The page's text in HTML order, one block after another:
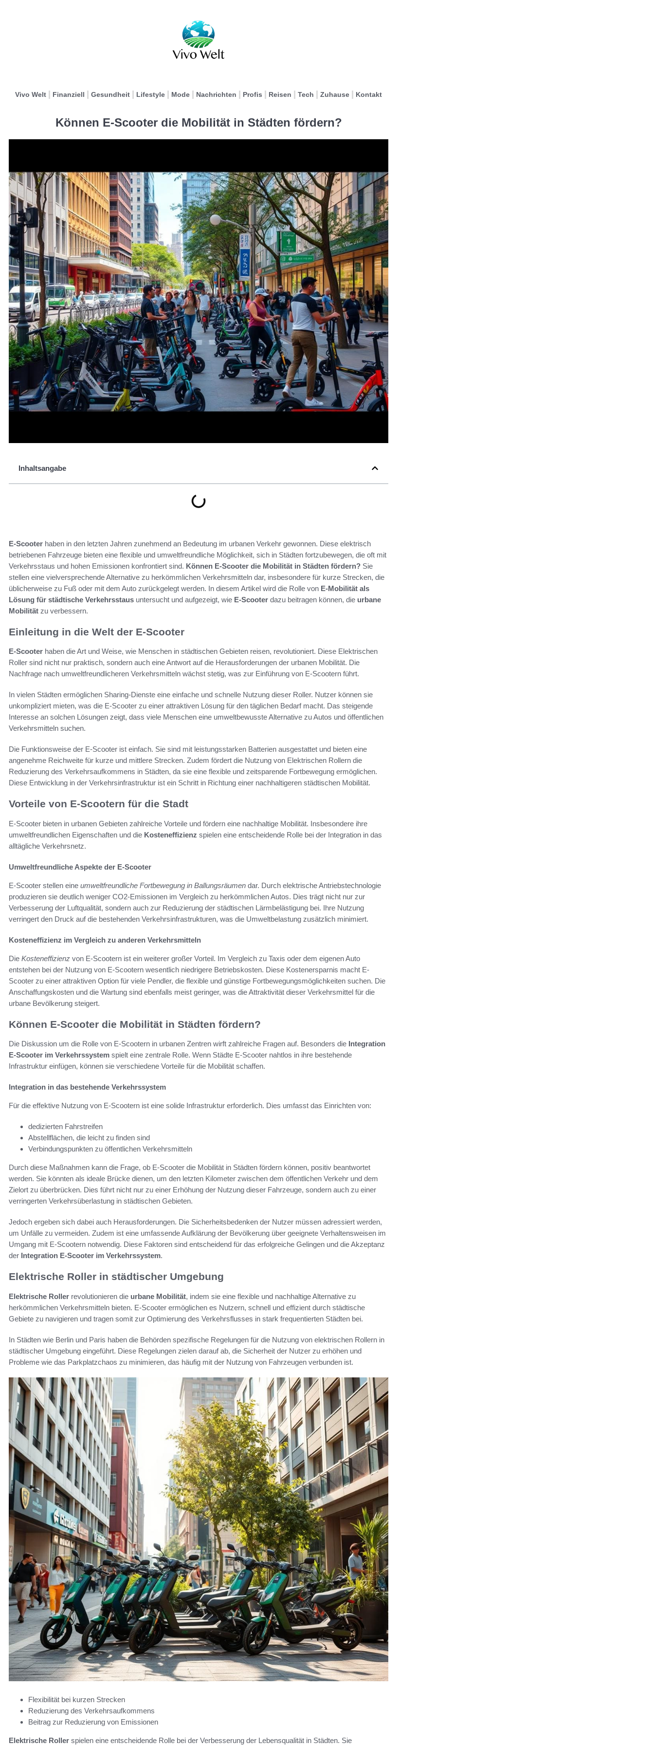
Vivo Welt Finanziell Gesundheit Lifestyle Mode Nachrichten Profis Reisen Tech Zuhause Kontakt
Können E-Scooter die Mobilität in Städten fördern?
Inhaltsangabe
E-Scooter haben in den letzten Jahren zunehmend an Bedeutung im urbanen Verkehr gewonnen. Diese elektrisch
betriebenen Fahrzeuge bieten eine flexible und umweltfreundliche Möglichkeit, sich in Städten fortzubewegen, die oft mit
Verkehrsstaus und hohen Emissionen konfrontiert sind. Können E-Scooter die Mobilität in Städten fördern? Sie
stellen eine vielversprechende Alternative zu herkömmlichen Verkehrsmitteln dar, insbesondere für kurze Strecken, die
üblicherweise zu Fuß oder mit dem Auto zurückgelegt werden. In diesem Artikel wird die Rolle von E-Mobilität als
Lösung für städtische Verkehrsstaus untersucht und aufgezeigt, wie E-Scooter dazu beitragen können, die urbane
Mobilität zu verbessern.
Einleitung in die Welt der E-Scooter
E-Scooter haben die Art und Weise, wie Menschen in städtischen Gebieten reisen, revolutioniert. Diese Elektrischen
Roller sind nicht nur praktisch, sondern auch eine Antwort auf die Herausforderungen der urbanen Mobilität. Die
Nachfrage nach umweltfreundlicheren Verkehrsmitteln wächst stetig, was zur Einführung von E-Scootern führt.
In vielen Städten ermöglichen Sharing-Dienste eine einfache und schnelle Nutzung dieser Roller. Nutzer können sie
unkompliziert mieten, was die E-Scooter zu einer attraktiven Lösung für den täglichen Bedarf macht. Das steigende
Interesse an solchen Lösungen zeigt, dass viele Menschen eine umweltbewusste Alternative zu Autos und öffentlichen
Verkehrsmitteln suchen.
Die Funktionsweise der E-Scooter ist einfach. Sie sind mit leistungsstarken Batterien ausgestattet und bieten eine
angenehme Reichweite für kurze und mittlere Strecken. Zudem fördert die Nutzung von Elektrischen Rollern die
Reduzierung des Verkehrsaufkommens in Städten, da sie eine flexible und zeitsparende Fortbewegung ermöglichen.
Diese Entwicklung in der Verkehrsinfrastruktur ist ein Schritt in Richtung einer nachhaltigeren städtischen Mobilität.
Vorteile von E-Scootern für die Stadt
E-Scooter bieten in urbanen Gebieten zahlreiche Vorteile und fördern eine nachhaltige Mobilität. Insbesondere ihre
umweltfreundlichen Eigenschaften und die Kosteneffizienz spielen eine entscheidende Rolle bei der Integration in das
alltägliche Verkehrsnetz.
Umweltfreundliche Aspekte der E-Scooter
E-Scooter stellen eine umweltfreundliche Fortbewegung in Ballungsräumen dar. Durch elektrische Antriebstechnologie
produzieren sie deutlich weniger CO2-Emissionen im Vergleich zu herkömmlichen Autos. Dies trägt nicht nur zur
Verbesserung der Luftqualität, sondern auch zur Reduzierung der städtischen Lärmbelästigung bei. Ihre Nutzung
verringert den Druck auf die bestehenden Verkehrsinfrastrukturen, was die Umweltbelastung zusätzlich minimiert.
Kosteneffizienz im Vergleich zu anderen Verkehrsmitteln
Die Kosteneffizienz von E-Scootern ist ein weiterer großer Vorteil. Im Vergleich zu Taxis oder dem eigenen Auto
entstehen bei der Nutzung von E-Scootern wesentlich niedrigere Betriebskosten. Diese Kostenersparnis macht E-
Scooter zu einer attraktiven Option für viele Pendler, die flexible und günstige Fortbewegungsmöglichkeiten suchen. Die
Anschaffungskosten und die Wartung sind ebenfalls meist geringer, was die Attraktivität dieser Verkehrsmittel für die
urbane Bevölkerung steigert.
Können E-Scooter die Mobilität in Städten fördern?
Die Diskussion um die Rolle von E-Scootern in urbanen Zentren wirft zahlreiche Fragen auf. Besonders die Integration
E-Scooter im Verkehrssystem spielt eine zentrale Rolle. Wenn Städte E-Scooter nahtlos in ihre bestehende
Infrastruktur einfügen, können sie verschiedene Vorteile für die Mobilität schaffen.
Integration in das bestehende Verkehrssystem
Für die effektive Nutzung von E-Scootern ist eine solide Infrastruktur erforderlich. Dies umfasst das Einrichten von:
dedizierten Fahrstreifen
Abstellflächen, die leicht zu finden sind
Verbindungspunkten zu öffentlichen Verkehrsmitteln
Durch diese Maßnahmen kann die Frage, ob E-Scooter die Mobilität in Städten fördern können, positiv beantwortet
werden. Sie könnten als ideale Brücke dienen, um den letzten Kilometer zwischen dem öffentlichen Verkehr und dem
Zielort zu überbrücken. Dies führt nicht nur zu einer Erhöhung der Nutzung dieser Fahrzeuge, sondern auch zu einer
verringerten Verkehrsüberlastung in städtischen Gebieten.
Jedoch ergeben sich dabei auch Herausforderungen. Die Sicherheitsbedenken der Nutzer müssen adressiert werden,
um Unfälle zu vermeiden. Zudem ist eine umfassende Aufklärung der Bevölkerung über geeignete Verhaltensweisen im
Umgang mit E-Scootern notwendig. Diese Faktoren sind entscheidend für das erfolgreiche Gelingen und die Akzeptanz
der Integration E-Scooter im Verkehrssystem.
Elektrische Roller in städtischer Umgebung
Elektrische Roller revolutionieren die urbane Mobilität, indem sie eine flexible und nachhaltige Alternative zu
herkömmlichen Verkehrsmitteln bieten. E-Scooter ermöglichen es Nutzern, schnell und effizient durch städtische
Gebiete zu navigieren und tragen somit zur Optimierung des Verkehrsflusses in stark frequentierten Städten bei.
In Städten wie Berlin und Paris haben die Behörden spezifische Regelungen für die Nutzung von elektrischen Rollern in
städtischer Umgebung eingeführt. Diese Regelungen zielen darauf ab, die Sicherheit der Nutzer zu erhöhen und
Probleme wie das Parkplatzchaos zu minimieren, das häufig mit der Nutzung von Fahrzeugen verbunden ist.
Flexibilität bei kurzen Strecken
Reduzierung des Verkehrsaufkommens
Beitrag zur Reduzierung von Emissionen
Elektrische Roller spielen eine entscheidende Rolle bei der Verbesserung der Lebensqualität in Städten. Sie